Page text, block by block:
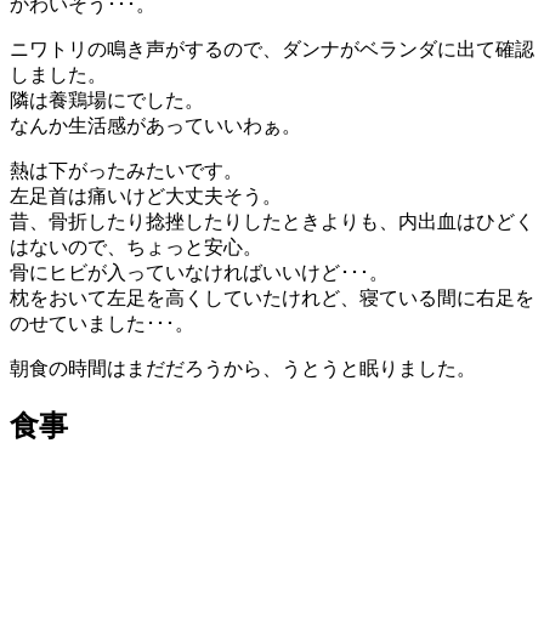
かわいそう･･･。
ニワトリの鳴き声がするので、ダンナがベランダに出て確認
しました。
隣は養鶏場にでした。
なんか生活感があっていいわぁ。
熱は下がったみたいです。
左足首は痛いけど大丈夫そう。
昔、骨折したり捻挫したりしたときよりも、内出血はひどく
はないので、ちょっと安心。
骨にヒビが入っていなければいいけど･･･。
枕をおいて左足を高くしていたけれど、寝ている間に右足を
のせていました･･･。
朝食の時間はまだだろうから、うとうと眠りました。
食事